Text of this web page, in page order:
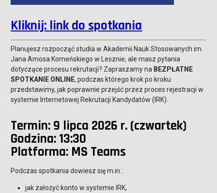
Kliknij: link do spotkania
Planujesz rozpocząć studia w Akademii Nauk Stosowanych im.
Jana Amosa Komeńskiego w Lesznie, ale masz pytania
dotyczące procesu rekrutacji? Zapraszamy na BEZPŁATNE
SPOTKANIE ONLINE, podczas którego krok po kroku
przedstawimy, jak poprawnie przejść przez proces rejestracji w
systemie Internetowej Rekrutacji Kandydatów (IRK).
Termin: 9 lipca 2026 r. (czwartek)
Godzina: 13:30
Platforma: MS Teams
Podczas spotkania dowiesz się m.in.:
jak założyć konto w systemie IRK,